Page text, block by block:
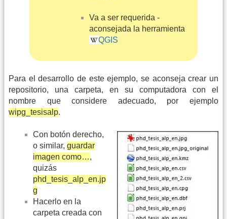
Va a ser requerida -
aconsejada la herramienta
QGIS
Para el desarrollo de este ejemplo, se aconseja crear un
repositorio, una carpeta, en su computadora con el
nombre que considere adecuado, por ejemplo
wipg_tesisalp.
Con botón derecho,
o similar, guardar
imagen como…,
quizás
phd_tesis_alp_en.jp
g
Hacerlo en la
carpeta creada con